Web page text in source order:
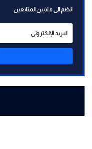
انضم الى ملايين المتابعين